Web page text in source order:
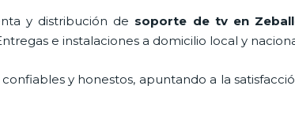
y distribución de soporte de tv en
e instalaciones a domicilio local y
y honestos, apuntando a la